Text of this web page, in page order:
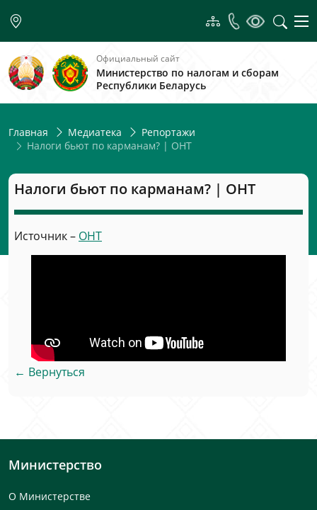
Официальный сайт
Министерство по налогам и сборам
Республики Беларусь
Главная Медиатека
Репортажи
Налоги бьют по карманам? | ОНТ
Налоги бьют по карманам? | ОНТ
Источник – ОНТ
← Вернуться
Министерство
О Министерстве